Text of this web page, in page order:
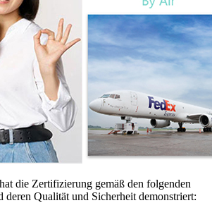
die Zertifizierung gemäß den folgenden
deren Qualität und Sicherheit demonstriert: